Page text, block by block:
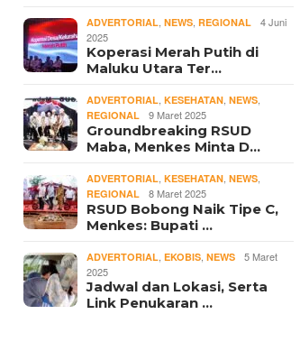
ADVERTORIAL ,NEWS ,REGIONAL
4 Juni
2025
Koperasi Merah Putih di
Maluku Utara Ter…
ADVERTORIAL ,KESEHATAN ,NEWS
REGIONAL 9 Maret 2025
Groundbreaking RSUD
Maba, Menkes Minta D…
ADVERTORIAL ,KESEHATAN ,NEWS
REGIONAL 8 Maret 2025
RSUD Bobong Naik Tipe C,
Menkes: Bupati …
ADVERTORIAL ,EKOBIS ,NEWS
5 Maret
2025
Jadwal dan Lokasi, Serta
Link Penukaran …